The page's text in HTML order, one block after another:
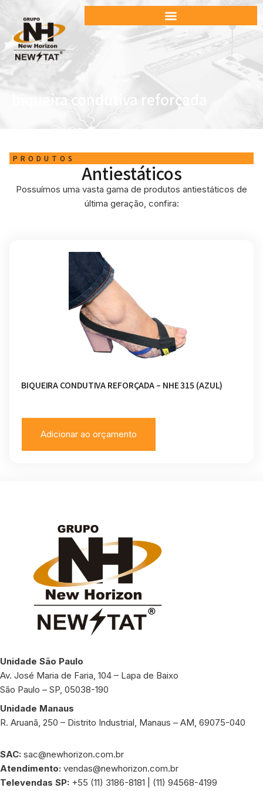
biqueira condutiva reforçada
PRODUTOS
Antiestáticos
Possuímos uma vasta gama de produtos antiestáticos de
última geração, confira:
BIQUEIRA CONDUTIVA REFORÇADA – NHE 315 (AZUL)
Adicionar ao orçamento
Unidade São Paulo
Av. José Maria de Faria, 104 – Lapa de Baixo
São Paulo – SP, 05038-190
Unidade Manaus
R. Aruanã, 250 – Distrito Industrial, Manaus – AM, 69075-040
SAC: sac@newhorizon.com.br
Atendimento: vendas@newhorizon.com.br
Televendas SP: +55 (11) 3186-8181 | (11) 94568-4199